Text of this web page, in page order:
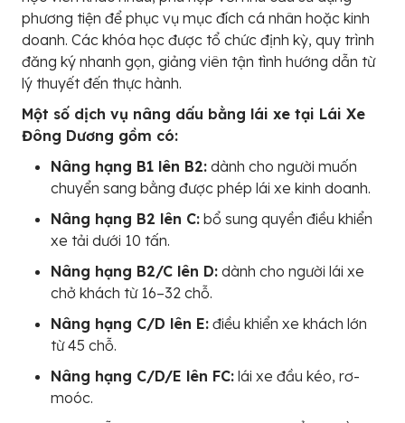
phương tiện để phục vụ mục đích cá nhân hoặc kinh
doanh. Các khóa học được tổ chức định kỳ, quy trình
đăng ký nhanh gọn, giảng viên tận tình hướng dẫn từ
lý thuyết đến thực hành.
Một số dịch vụ nâng dấu bằng lái xe tại Lái Xe
Đông Dương gồm có:
Nâng hạng B1 lên B2: dành cho người muốn
chuyển sang bằng được phép lái xe kinh doanh.
Nâng hạng B2 lên C: bổ sung quyền điều khiển
xe tải dưới 10 tấn.
Nâng hạng B2/C lên D: dành cho người lái xe
chở khách từ 16–32 chỗ.
Nâng hạng C/D lên E: điều khiển xe khách lớn
từ 45 chỗ.
Nâng hạng C/D/E lên FC: lái xe đầu kéo, rơ-
moóc.